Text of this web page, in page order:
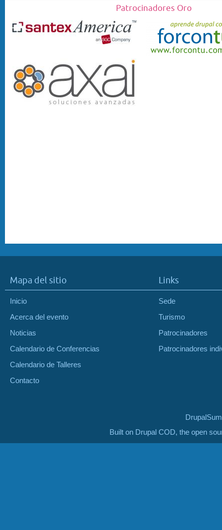
Patrocinadores Oro
Mapa del sitio
Inicio
Acerca del evento
Noticias
Calendario de Conferencias
Calendario de Talleres
Contacto
Links
Sede
Turismo
Patrocinadores
Patrocinadores
Built on Drupal COD, the open